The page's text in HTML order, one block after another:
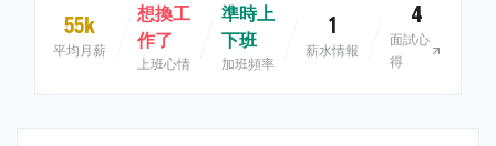
55k
平均月薪
想換工
作了
上班心情
準時上
下班
加班頻率
1
薪水情報
4
面試心
得